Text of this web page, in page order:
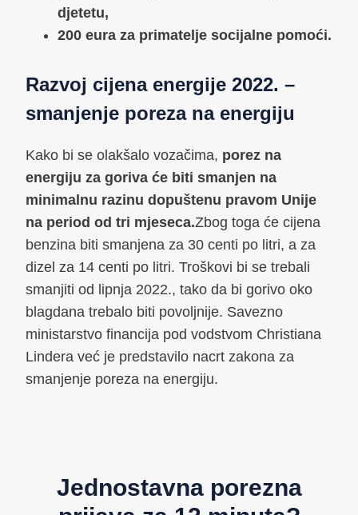
djetetu,
200 eura za primatelje socijalne pomoći.
Razvoj cijena energije 2022. –
smanjenje poreza na energiju
Kako bi se olakšalo vozačima, porez na
energiju za goriva će biti smanjen na
minimalnu razinu dopuštenu pravom Unije
na period od tri mjeseca.Zbog toga će cijena
benzina biti smanjena za 30 centi po litri, a za
dizel za 14 centi po litri. Troškovi bi se trebali
smanjiti od lipnja 2022., tako da bi gorivo oko
blagdana trebalo biti povoljnije. Savezno
ministarstvo financija pod vodstvom Christiana
Lindera već je predstavilo nacrt zakona za
smanjenje poreza na energiju.
Jednostavna porezna